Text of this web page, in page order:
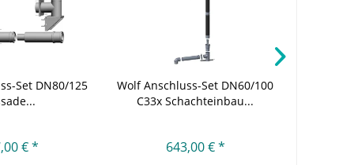
Set DN80/125
€ *
Wolf Anschluss-Set DN60/100
C33x Schachteinbau...
643,00 € *